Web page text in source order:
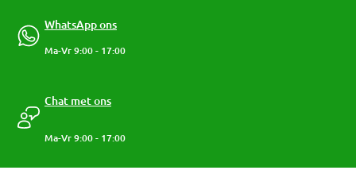
WhatsApp ons
Ma-Vr 9:00 - 17:00
Chat met ons
Ma-Vr 9:00 - 17:00